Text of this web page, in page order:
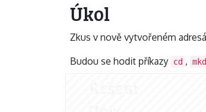
Úkol
Zkus v nově vytvořeném
Budou se hodit příkazy cd ,